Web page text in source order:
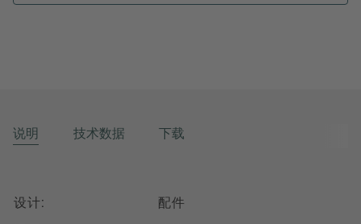
说明 技术数据 下载
设计: 配件